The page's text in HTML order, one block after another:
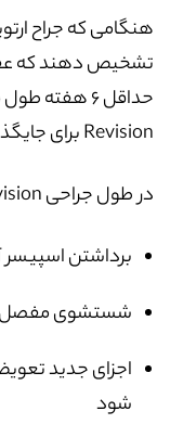
هنگامی که جراح
تشخیص دهند که
حداقل 6
Revision برای جایگذاری پروتز زانو یا لگن قرار بگیرید.
در طول جراحی Revision، جراح شما به صورت زیر عمل می کند:
برداشتن
شستشوی مفصل
اجزای جدید
شود